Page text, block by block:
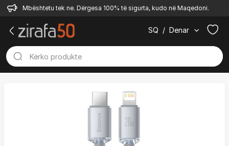
Mbështetu tek ne. Dërgesa 100% të sigurta, kudo në Maqedoni.
SQ / Denar